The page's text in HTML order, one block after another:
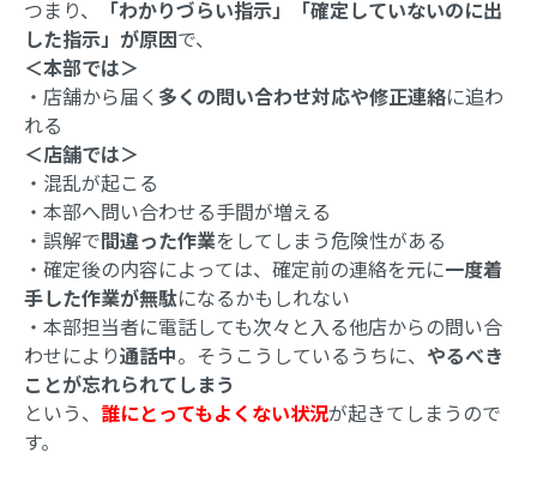
つまり、
「わかりづらい指示」「確定していないのに出
した指示」が原因で、
＜本部では＞
・店舗から届く 多くの問い合わせ対応や修正連絡に追わ
れる
＜店舗では＞
・混乱が起こる
・本部へ問い合わせる手間が増える
・誤解で間違った作業をしてしまう危険性がある
・確定後の内容によっては、確定前の連絡を元に一度着
手した作業が無駄になるかもしれない
・本部担当者に電話しても次々と入る他店からの問い合
わせにより通話中。そうこうしているうちに、 やるべき
ことが忘れられてしまう
という、 誰にとってもよくない状況が起きてしまうので
す。